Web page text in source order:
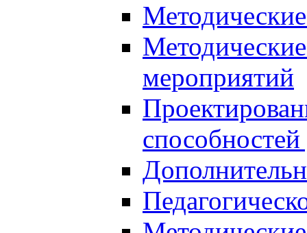
мероприятий